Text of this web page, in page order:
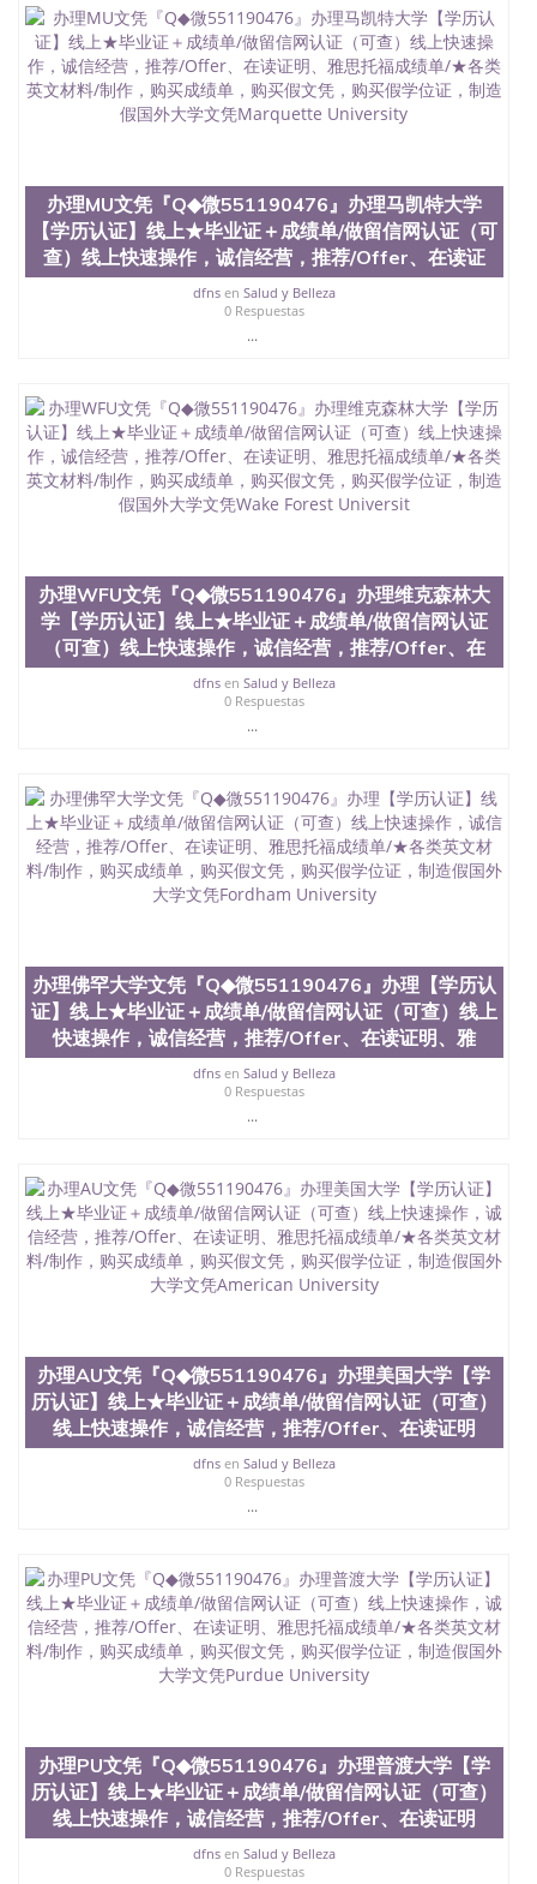
办理MU文凭『Q◆微551190476』办理马凯特大学
【学历认证】线上★毕业证＋成绩单/做留信网认证（可
查）线上快速操作，诚信经营，推荐/Offer、在读证
dfnsen Salud y Belleza
0 Respuestas
...
办理WFU文凭『Q◆微551190476』办理维克森林大
学【学历认证】线上★毕业证＋成绩单/做留信网认证
（可查）线上快速操作，诚信经营，推荐/Offer、在
dfnsen Salud y Belleza
0 Respuestas
...
办理佛罕大学文凭『Q◆微551190476』办理【学历认
证】线上★毕业证＋成绩单/做留信网认证（可查）线上
快速操作，诚信经营，推荐/Offer、在读证明、雅
dfnsen Salud y Belleza
0 Respuestas
...
办理AU文凭『Q◆微551190476』办理美国大学【学
历认证】线上★毕业证＋成绩单/做留信网认证（可查）
线上快速操作，诚信经营，推荐/Offer、在读证明
dfnsen Salud y Belleza
0 Respuestas
...
办理PU文凭『Q◆微551190476』办理普渡大学【学
历认证】线上★毕业证＋成绩单/做留信网认证（可查）
线上快速操作，诚信经营，推荐/Offer、在读证明
dfnsen Salud y Belleza
0 Respuestas